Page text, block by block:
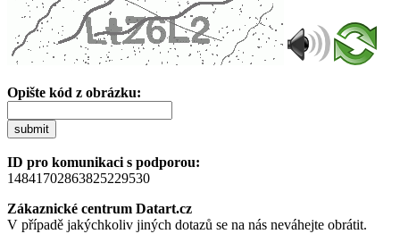
Opište kód z obrázku:
submit
ID pro komunikaci s podporou:
14841702863825229530
Zákaznické centrum Datart.cz
V případě jakýchkoliv jiných dotazů se na nás neváhejte obrátit.